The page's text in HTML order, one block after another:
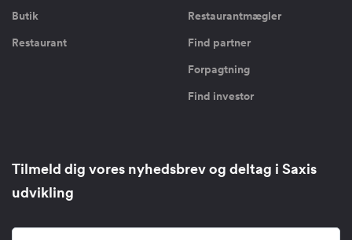
Butik
Restaurant
Restaurantmægler
Find partner
Forpagtning
Find investor
Tilmeld dig vores nyhedsbrev og deltag i Saxis
udvikling